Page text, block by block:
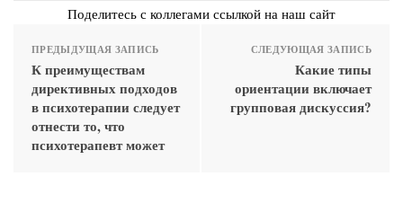
Поделитесь с коллегами ссылкой на наш сайт
ПРЕДЫДУЩАЯ ЗАПИСЬ
К преимуществам
директивных подходов
в психотерапии следует
отнести то, что
психотерапевт может
СЛЕДУЮЩАЯ ЗАПИСЬ
Какие типы
ориентации включает
групповая дискуссия?